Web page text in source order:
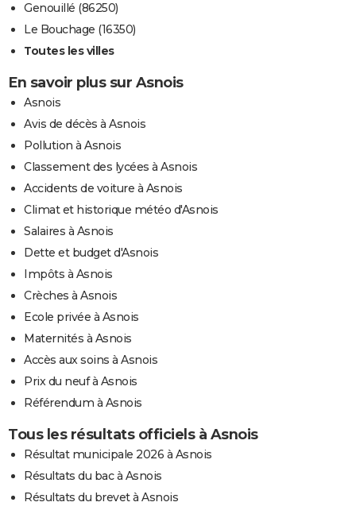
Genouillé (86250)
Le Bouchage (16350)
Toutes les villes
En savoir plus sur Asnois
Asnois
Avis de décès à Asnois
Pollution à Asnois
Classement des lycées à Asnois
Accidents de voiture à Asnois
Climat et historique météo d'Asnois
Salaires à Asnois
Dette et budget d'Asnois
Impôts à Asnois
Crèches à Asnois
Ecole privée à Asnois
Maternités à Asnois
Accès aux soins à Asnois
Prix du neuf à Asnois
Référendum à Asnois
Tous les résultats officiels à Asnois
Résultat municipale 2026 à Asnois
Résultats du bac à Asnois
Résultats du brevet à Asnois